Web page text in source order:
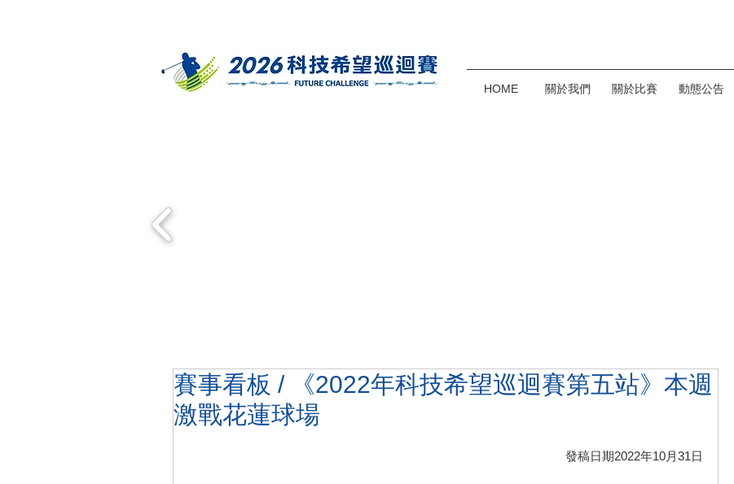
HOME 關於我們 關於比賽 動態公告
賽事看板 / 《2022年科技希望巡迴賽第五站》本週
激戰花蓮球場
發稿日期2022年10月31日